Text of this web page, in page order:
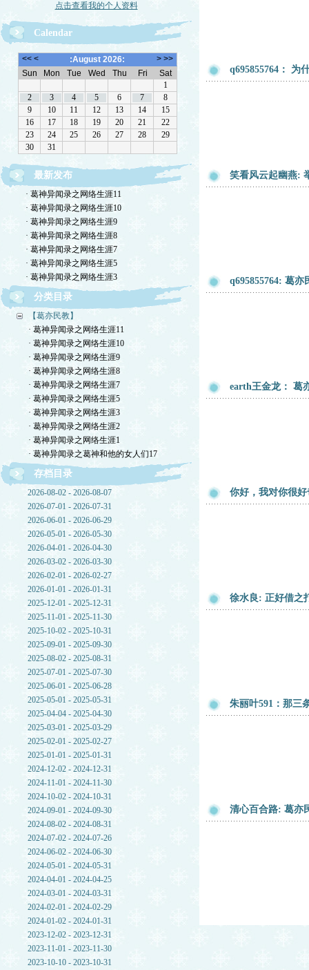
点击查看我的个人资料
Calendar
最新发布
· 葛神异闻录之网络生涯11
· 葛神异闻录之网络生涯10
· 葛神异闻录之网络生涯9
· 葛神异闻录之网络生涯8
· 葛神异闻录之网络生涯7
· 葛神异闻录之网络生涯5
· 葛神异闻录之网络生涯3
分类目录
【葛亦民教】
· 葛神异闻录之网络生涯11
· 葛神异闻录之网络生涯10
· 葛神异闻录之网络生涯9
· 葛神异闻录之网络生涯8
· 葛神异闻录之网络生涯7
· 葛神异闻录之网络生涯5
· 葛神异闻录之网络生涯3
· 葛神异闻录之网络生涯2
· 葛神异闻录之网络生涯1
· 葛神异闻录之葛神和他的女人们17
存档目录
2026-08-02 - 2026-08-07
2026-07-01 - 2026-07-31
2026-06-01 - 2026-06-29
2026-05-01 - 2026-05-30
2026-04-01 - 2026-04-30
2026-03-02 - 2026-03-30
2026-02-01 - 2026-02-27
2026-01-01 - 2026-01-31
2025-12-01 - 2025-12-31
2025-11-01 - 2025-11-30
2025-10-02 - 2025-10-31
2025-09-01 - 2025-09-30
2025-08-02 - 2025-08-31
2025-07-01 - 2025-07-30
2025-06-01 - 2025-06-28
2025-05-01 - 2025-05-31
2025-04-04 - 2025-04-30
2025-03-01 - 2025-03-29
2025-02-01 - 2025-02-27
2025-01-01 - 2025-01-31
2024-12-02 - 2024-12-31
2024-11-01 - 2024-11-30
2024-10-02 - 2024-10-31
2024-09-01 - 2024-09-30
2024-08-02 - 2024-08-31
2024-07-02 - 2024-07-26
2024-06-02 - 2024-06-30
2024-05-01 - 2024-05-31
2024-04-01 - 2024-04-25
2024-03-01 - 2024-03-31
2024-02-01 - 2024-02-29
2024-01-02 - 2024-01-31
2023-12-02 - 2023-12-31
2023-11-01 - 2023-11-30
2023-10-10 - 2023-10-31
q695855764： 为
笑看风云起幽燕:
q695855764: 葛
earth王金龙： 葛
你好，我对你很
徐水良: 正好借之
朱丽叶591：那三
清心百合路: 葛亦